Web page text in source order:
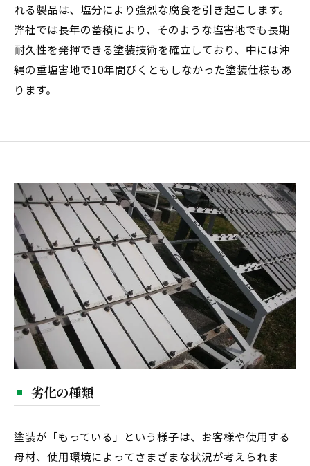
れる製品は、塩分により強烈な腐食を引き起こします。
弊社では長年の蓄積により、そのような塩害地でも長期
耐久性を発揮できる塗装技術を確立しており、中には沖
縄の重塩害地で10年間びくともしなかった塗装仕様もあ
ります。
劣化の種類
塗装が「もっている」という様子は、お客様や使用する
母材、使用環境によってさまざまな状況が考えられま